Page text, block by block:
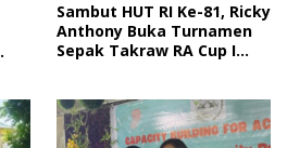
Sambut HUT RI Ke-81, Ricky
Anthony Buka Turnamen
Sepak Takraw RA Cup I